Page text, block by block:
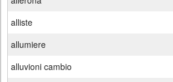
alliste
allumiere
alluvioni cambio